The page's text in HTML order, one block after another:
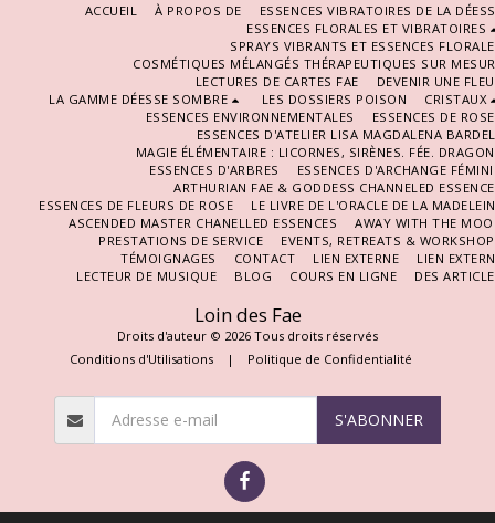
Loin des Fae
Droits d'auteur © 2026 Tous droits réservés
Conditions d'Utilisations | Politique de Confidentialité
ACCUEIL À PROPOS DE
ESSENCES VIBRATOIRES DE LA
ESSENCES FLORALES ET VIBRATOIRES
SPRAYS VIBRANTS ET ESSENCES
COSMÉTIQUES MÉLANGÉS THÉRAPEUTIQUES SUR
LECTURES DE CARTES FAE
DEVENIR UNE
LA GAMME DÉESSE SOMBRE
LES DOSSIERS POISON
CRISTAUX
ESSENCES ENVIRONNEMENTALES
ESSENCES DE
ESSENCES D'ATELIER LISA MAGDALENA
MAGIE ÉLÉMENTAIRE : LICORNES, SIRÈNES. FÉE.
ESSENCES D'ARBRES
ESSENCES D'ARCHANGE
ARTHURIAN FAE & GODDESS CHANNELED
ESSENCES DE FLEURS DE ROSE
LE LIVRE DE L'ORACLE DE LA
ASCENDED MASTER CHANELLED ESSENCES
AWAY WITH THE
PRESTATIONS DE SERVICE
EVENTS, RETREATS &
TÉMOIGNAGES
CONTACT LIEN EXTERNE
LIEN
LECTEUR DE MUSIQUE
BLOG COURS EN LIGNE DES
S'ABONNER